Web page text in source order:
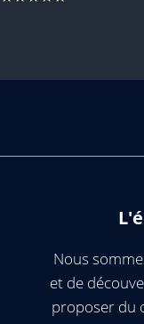
Nous
et de
proposer du